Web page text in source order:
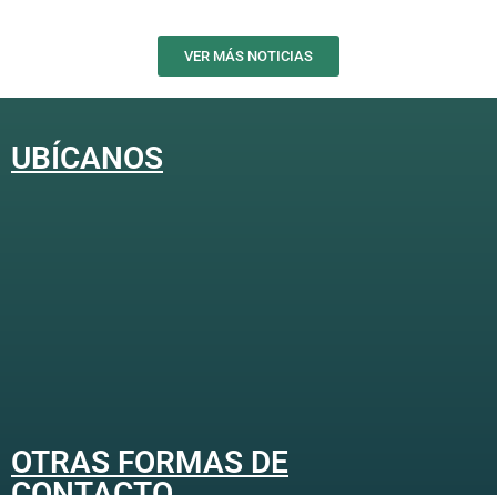
VER MÁS NOTICIAS
UBÍCANOS
OTRAS FORMAS DE